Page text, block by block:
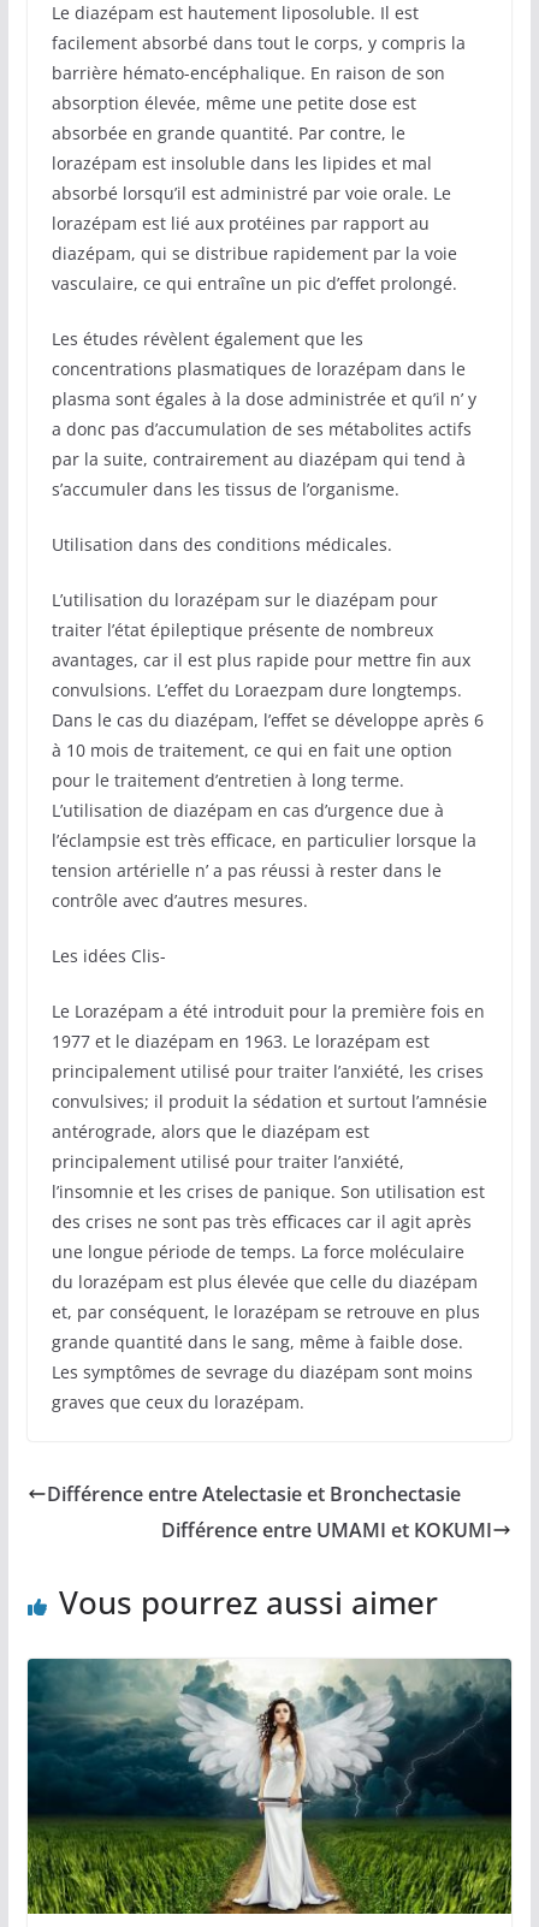
Le diazépam est hautement liposoluble. Il est
facilement absorbé dans tout le corps, y compris la
barrière hémato-encéphalique. En raison de son
absorption élevée, même une petite dose est
absorbée en grande quantité. Par contre, le
lorazépam est insoluble dans les lipides et mal
absorbé lorsqu’il est administré par voie orale. Le
lorazépam est lié aux protéines par rapport au
diazépam, qui se distribue rapidement par la voie
vasculaire, ce qui entraîne un pic d’effet prolongé.
Les études révèlent également que les
concentrations plasmatiques de lorazépam dans le
plasma sont égales à la dose administrée et qu’il n’ y
a donc pas d’accumulation de ses métabolites actifs
par la suite, contrairement au diazépam qui tend à
s’accumuler dans les tissus de l’organisme.
Utilisation dans des conditions médicales.
L’utilisation du lorazépam sur le diazépam pour
traiter l’état épileptique présente de nombreux
avantages, car il est plus rapide pour mettre fin aux
convulsions. L’effet du Loraezpam dure longtemps.
Dans le cas du diazépam, l’effet se développe après 6
à 10 mois de traitement, ce qui en fait une option
pour le traitement d’entretien à long terme.
L’utilisation de diazépam en cas d’urgence due à
l’éclampsie est très efficace, en particulier lorsque la
tension artérielle n’ a pas réussi à rester dans le
contrôle avec d’autres mesures.
Les idées Clis-
Le Lorazépam a été introduit pour la première fois en
1977 et le diazépam en 1963. Le lorazépam est
principalement utilisé pour traiter l’anxiété, les crises
convulsives; il produit la sédation et surtout l’amnésie
antérograde, alors que le diazépam est
principalement utilisé pour traiter l’anxiété,
l’insomnie et les crises de panique. Son utilisation est
des crises ne sont pas très efficaces car il agit après
une longue période de temps. La force moléculaire
du lorazépam est plus élevée que celle du diazépam
et, par conséquent, le lorazépam se retrouve en plus
grande quantité dans le sang, même à faible dose.
Les symptômes de sevrage du diazépam sont moins
graves que ceux du lorazépam.
Différence entre Atelectasie et Bronchectasie
Différence entre UMAMI et KOKUMI
Vous pourrez aussi aimer